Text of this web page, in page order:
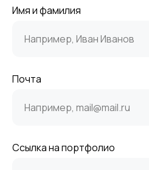
Имя и фамилия
Почта
Ссылка на портфолио